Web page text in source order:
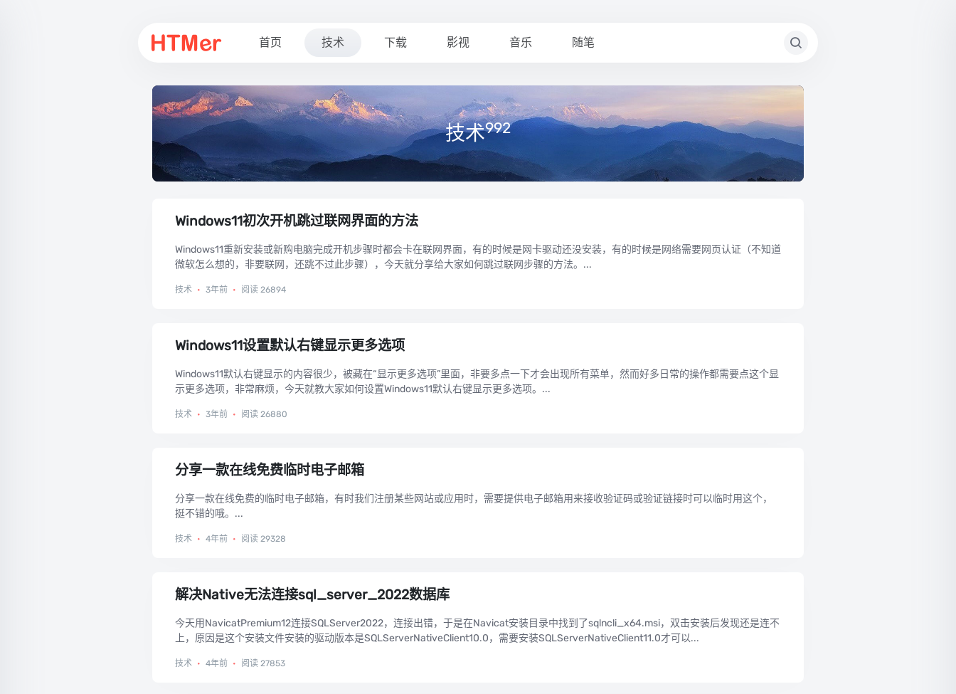
首页 技术 下载 影视 音乐 随笔
技术992
Windows11初次开机跳过联网界面的方法
Windows11重新安装或新购电脑完成开机步骤时都会卡在联网界面，有的时候是网卡驱动还没安装，有的时候是网络需要网页认证（不知道
微软怎么想的，非要联网，还跳不过此步骤），今天就分享给大家如何跳过联网步骤的方法。...
技术 • 3年前 • 阅读 26894
Windows11设置默认右键显示更多选项
Windows11默认右键显示的内容很少，被藏在“显示更多选项”里面，非要多点一下才会出现所有菜单，然而好多日常的操作都需要点这个显
示更多选项，非常麻烦，今天就教大家如何设置Windows11默认右键显示更多选项。...
技术 • 3年前 • 阅读 26880
分享一款在线免费临时电子邮箱
分享一款在线免费的临时电子邮箱，有时我们注册某些网站或应用时，需要提供电子邮箱用来接收验证码或验证链接时可以临时用这个，
挺不错的哦。...
技术 • 4年前 • 阅读 29328
解决Native无法连接sql_server_2022数据库
今天用NavicatPremium12连接SQLServer2022，连接出错，于是在Navicat安装目录中找到了sqlncli_x64.msi，双击安装后发现还是连不
上，原因是这个安装文件安装的驱动版本是SQLServerNativeClient10.0，需要安装SQLServerNativeClient11.0才可以...
技术 • 4年前 • 阅读 27853